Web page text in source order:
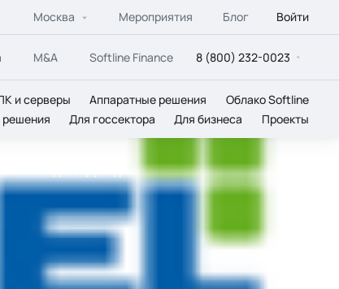
Москва Мероприятия Блог Войти
M&A Softline Finance 8 (800) 232-0023
и серверы Аппаратные решения
Облако Softline
Для госсектора Для бизнеса Проекты
IТ-инфраструктуры